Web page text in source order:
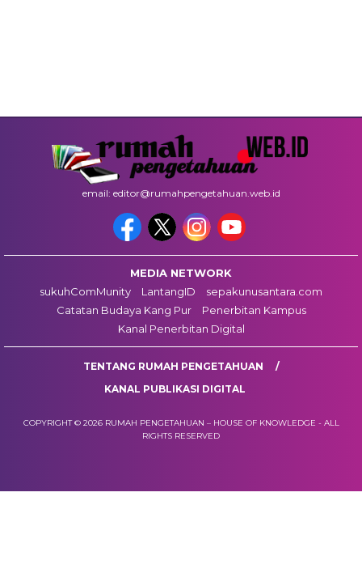
email: editor@rumahpengetahuan.web.id
MEDIA NETWORK
sukuhComMunity
LantangID
sepakunusantara.com
Catatan Budaya Kang Pur
Penerbitan Kampus
Kanal Penerbitan Digital
TENTANG RUMAH PENGETAHUAN
KANAL PUBLIKASI DIGITAL
COPYRIGHT © 2026 RUMAH PENGETAHUAN – HOUSE OF KNOWLEDGE - ALL
RIGHTS RESERVED